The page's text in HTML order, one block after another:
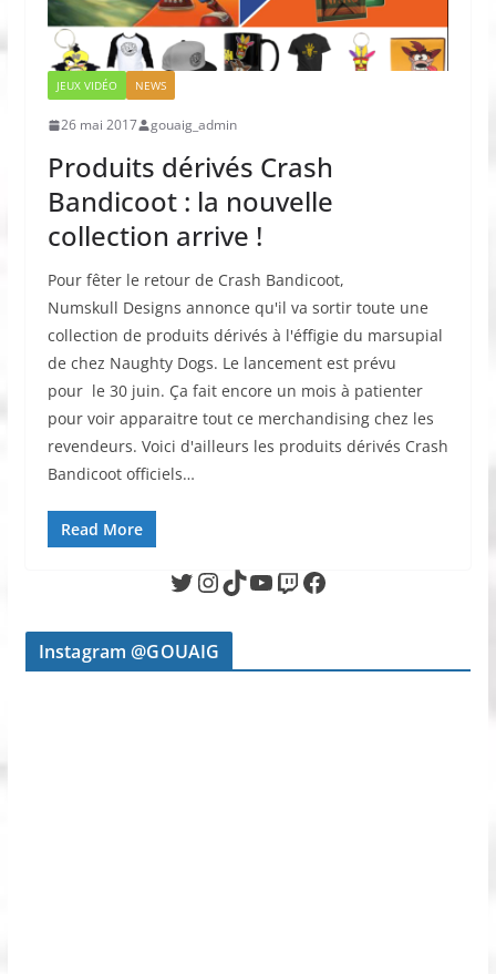
JEUX VIDÉO NEWS
26 mai 2017 gouaig_admin
Produits dérivés Crash
Bandicoot : la nouvelle
collection arrive !
Pour fêter le retour de Crash Bandicoot,
Numskull Designs annonce qu'il va sortir toute une
collection de produits dérivés à l'éffigie du marsupial
de chez Naughty Dogs. Le lancement est prévu
pour le 30 juin. Ça fait encore un mois à patienter
pour voir apparaitre tout ce merchandising chez les
revendeurs. Voici d'ailleurs les produits dérivés Crash
Bandicoot officiels…
Read More
Twitter InstagramTikTok YouTube Twitch Facebook
Instagram @GOUAIG